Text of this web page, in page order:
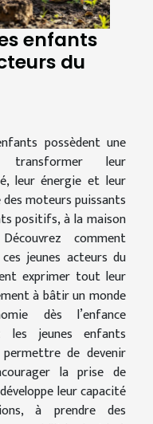
enfants
du
possèdent une
leur
leur énergie et leur
moteurs puissants
positifs, à la maison
comment
jeunes acteurs du
exprimer tout leur
à bâtir un monde
dès l’enfance
les jeunes enfants
de devenir
la prise de
leur capacité
à prendre des